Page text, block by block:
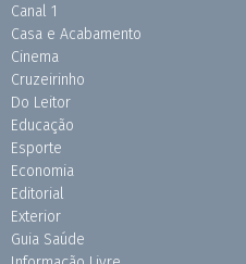
Canal 1
Casa e Acabamento
Cinema
Cruzeirinho
Do Leitor
Educação
Esporte
Economia
Editorial
Exterior
Guia Saúde